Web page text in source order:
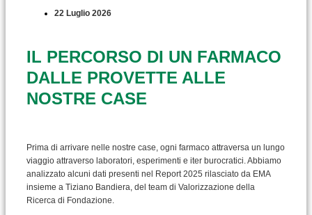
22 Luglio 2026
IL PERCORSO DI UN FARMACO
DALLE PROVETTE ALLE
NOSTRE CASE
Prima di arrivare nelle nostre case, ogni farmaco attraversa un lungo
viaggio attraverso laboratori, esperimenti e iter burocratici. Abbiamo
analizzato alcuni dati presenti nel Report 2025 rilasciato da EMA
insieme a Tiziano Bandiera, del team di Valorizzazione della
Ricerca di Fondazione.